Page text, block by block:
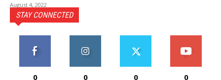
August 4, 2022
STAY CONNECTED
0 0 0 0